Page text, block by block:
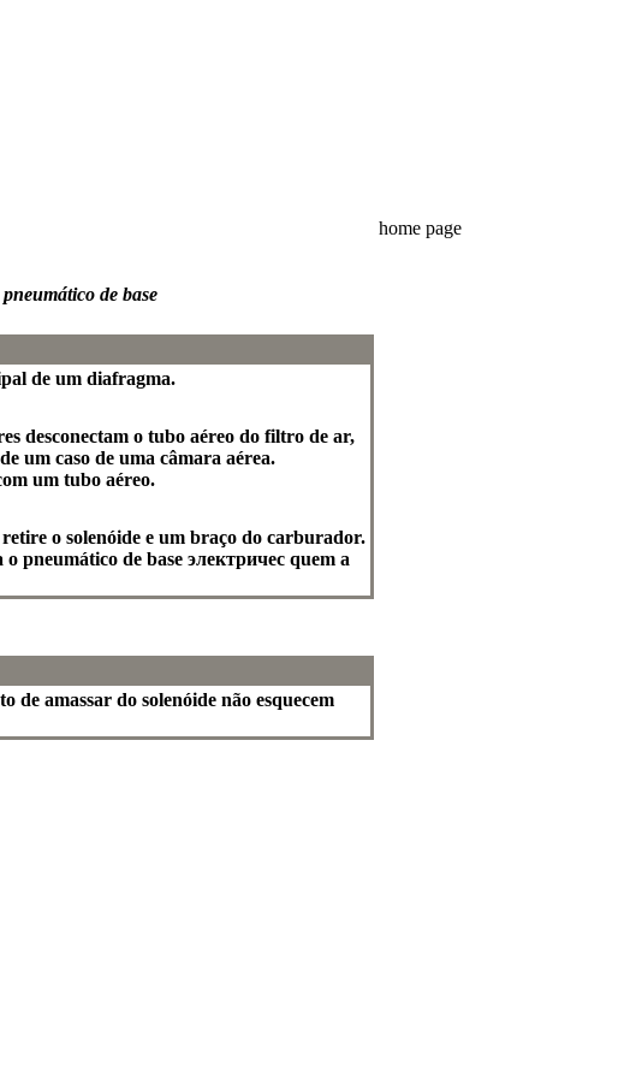
de base
de um diafragma.
desconectam o tubo aéreo do filtro de ar,
um caso de uma câmara aérea.
um tubo aéreo.
o solenóide e um braço do carburador.
pneumático de base электричес quem a
de amassar do solenóide não esquecem
home page